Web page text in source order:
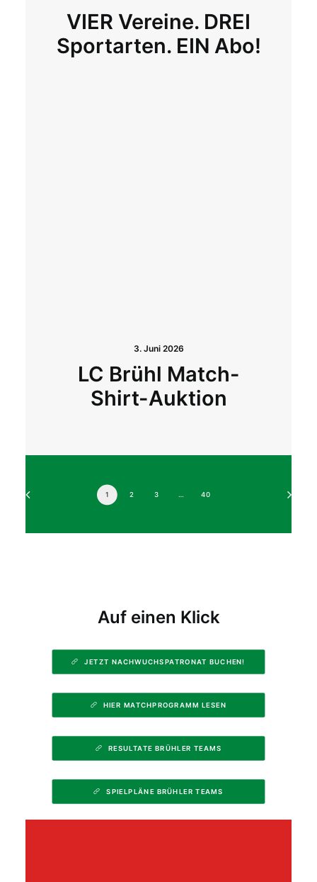
VIER Vereine. DREI
Sportarten. EIN Abo!
3. Juni 2026
LC Brühl Match-
Shirt-Auktion
1 2 3 … 40
Auf einen Klick
JETZT NACHWUCHSPATRONAT BUCHEN!
HIER MATCHPROGRAMM LESEN
RESULTATE BRÜHLER TEAMS
SPIELPLÄNE BRÜHLER TEAMS